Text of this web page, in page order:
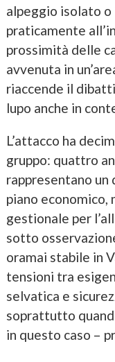
alpeggio isolato o
praticamente
prossimità delle
avvenuta in
riaccende il
lupo anche in
L’attacco ha
gruppo: quattro
rappresentano un
piano
gestionale per
sotto
oramai stabile in
tensioni tra
selvatica e
soprattutto
in questo caso –